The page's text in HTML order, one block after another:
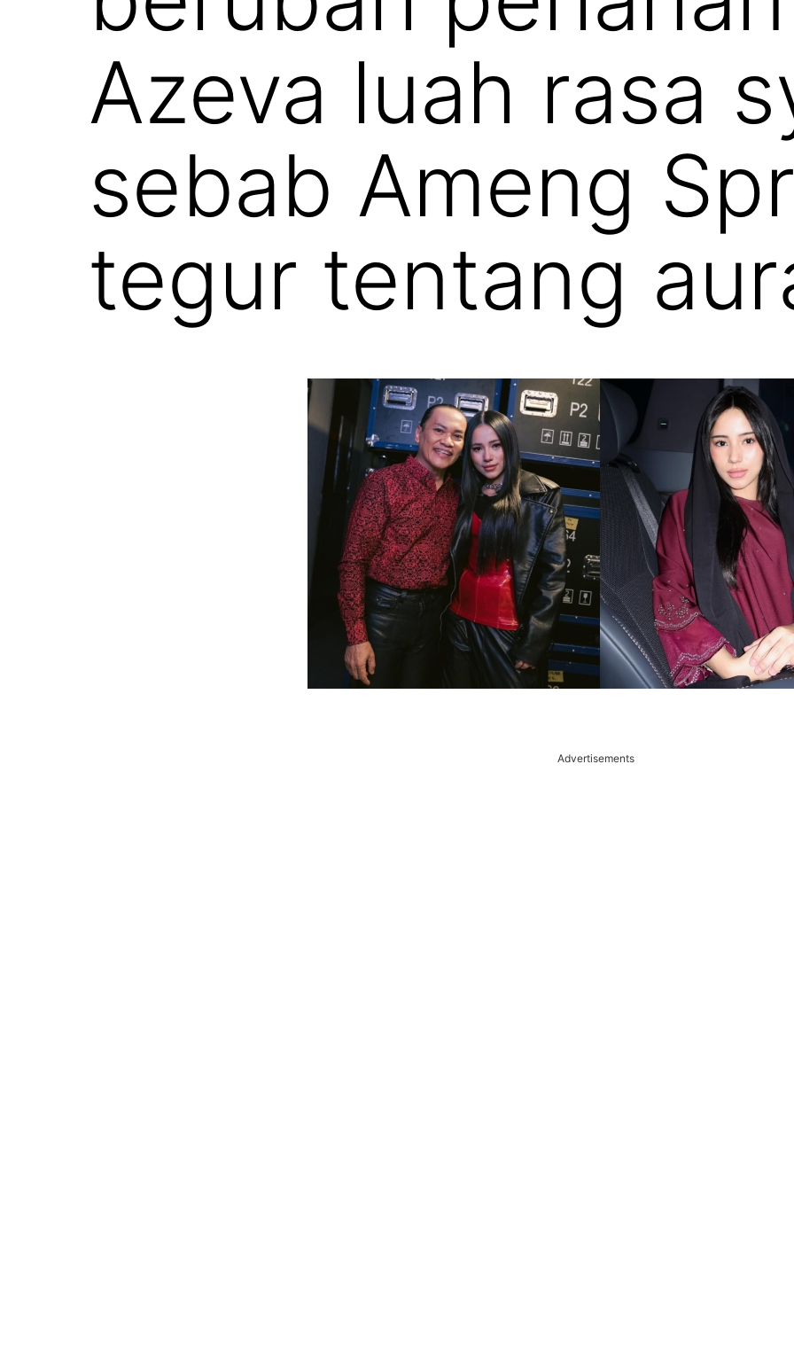
Azeva luah rasa
sebab Ameng
tegur tentang
Advertisements